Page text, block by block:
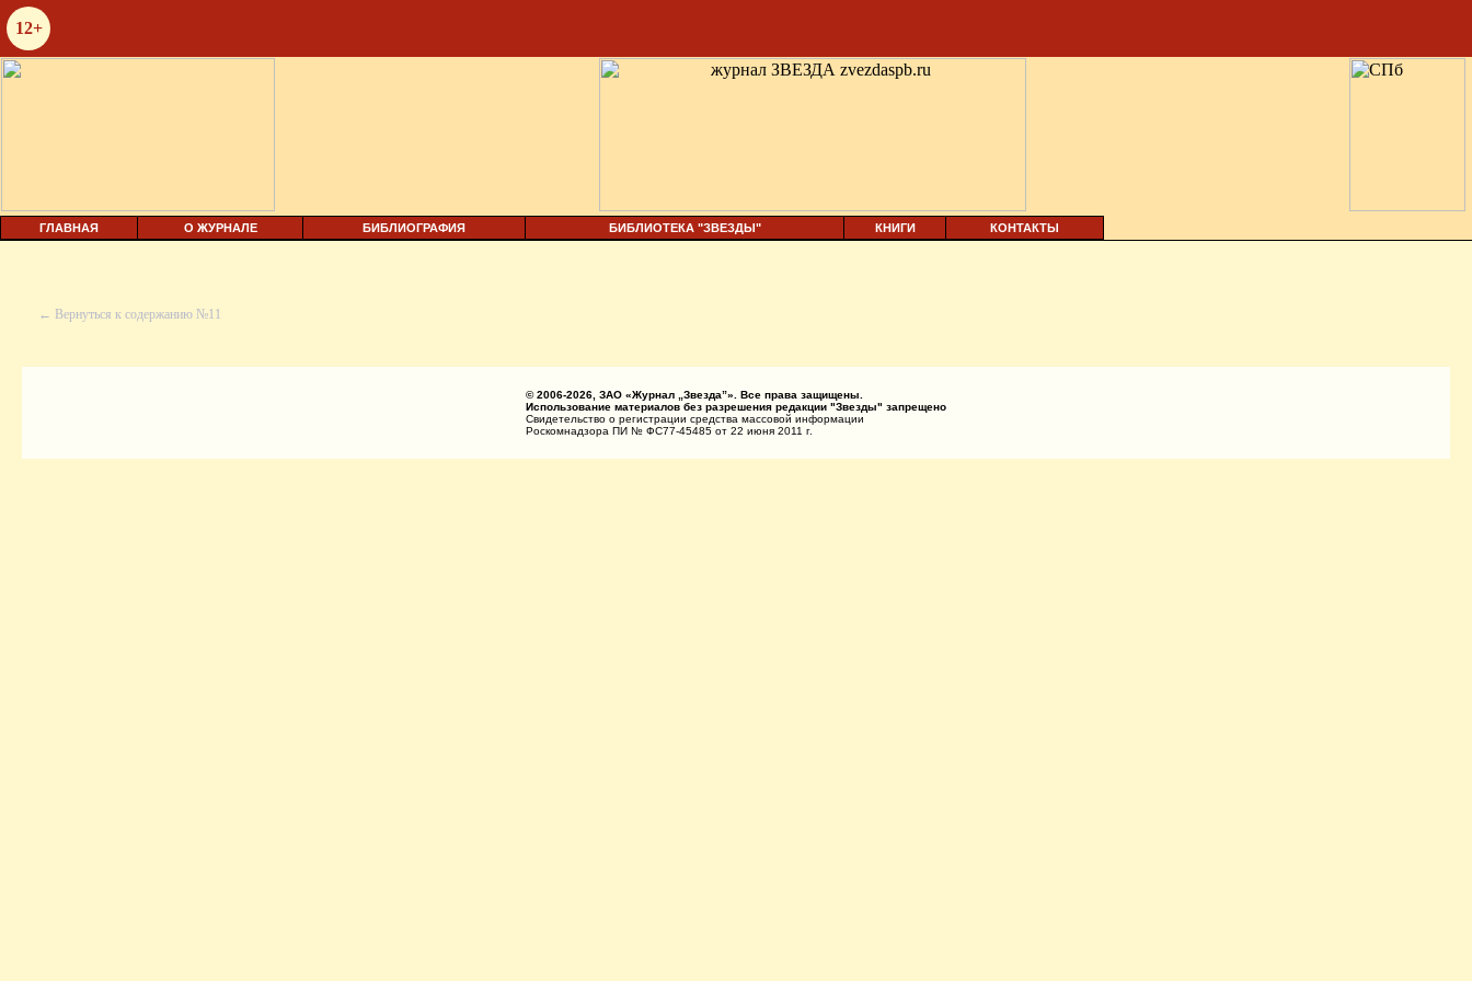
12+
ГЛАВНАЯ О ЖУРНАЛЕ БИБЛИОГРАФИЯ БИБЛИОТЕКА "ЗВЕЗДЫ" КНИГИ КОНТАКТЫ
← Вернуться к содержанию №11
© 2006-2026, ЗАО «Журнал „Звезда”». Все права защищены.
Использование материалов без разрешения редакции "Звезды" запрещено
Свидетельство о регистрации средства массовой информации
Роскомнадзора ПИ № ФС77-45485 от 22 июня 2011 г.